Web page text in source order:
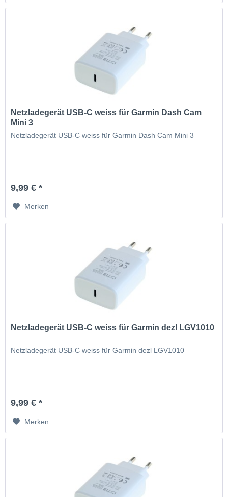
Netzladegerät USB-C weiss für Garmin Dash Cam
Mini 3
Netzladegerät USB-C weiss für Garmin Dash Cam Mini 3
9,99 € *
Merken
Netzladegerät USB-C weiss für Garmin dezl LGV1010
Netzladegerät USB-C weiss für Garmin dezl LGV1010
9,99 € *
Merken